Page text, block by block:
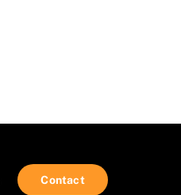
Contact